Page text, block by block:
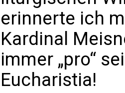
erinnerte ich
Kardinal
immer „pro“
Eucharistia!